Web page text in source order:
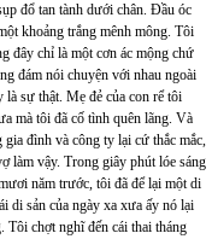
đổ tan tành dưới chân. Đầu óc
khoảng trắng mênh mông. Tôi
đây chỉ là một cơn ác mộng chứ
đám nói chuyện với nhau ngoài
sự thật. Mẹ đẻ của con rể tôi
mà tôi đã cố tình quên lãng. Và
đình và công ty lại cứ thắc mắc,
làm vậy. Trong giây phút lóe sáng
năm trước, tôi đã để lại một di
di sản của ngày xa xưa ấy nó lại
Tôi chợt nghĩ đến cái thai tháng